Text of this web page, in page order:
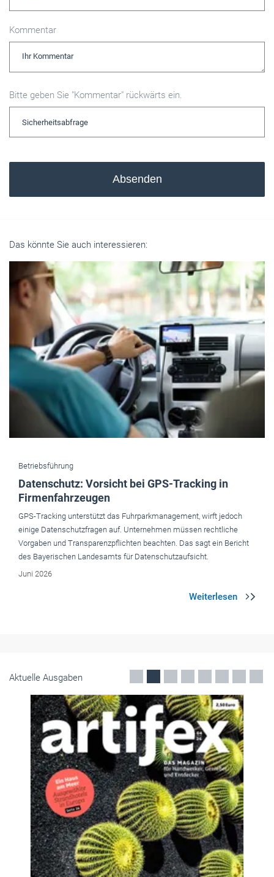
Kommentar
Bitte geben Sie "Kommentar" rückwärts ein.
Absenden
Das könnte Sie auch interessieren:
Betriebsführung
Datenschutz: Vorsicht bei GPS-Tracking in
Firmenfahrzeugen
GPS-Tracking unterstützt das Fuhrparkmanagement, wirft jedoch
einige Datenschutzfragen auf. Unternehmen müssen rechtliche
Vorgaben und Transparenzpflichten beachten. Das sagt ein Bericht
des Bayerischen Landesamts für Datenschutzaufsicht.
Juni 2026
Aktuelle Ausgaben